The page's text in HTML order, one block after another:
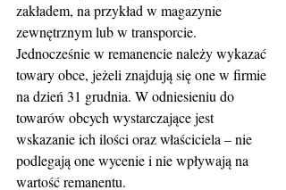
zakładem, na przykład w magazynie
zewnętrznym lub w transporcie.
Jednocześnie w remanencie należy wykazać
towary obce, jeżeli znajdują się one w firmie
na dzień 31 grudnia. W odniesieniu do
towarów obcych wystarczające jest
wskazanie ich ilości oraz właściciela – nie
podlegają one wycenie i nie wpływają na
wartość remanentu.